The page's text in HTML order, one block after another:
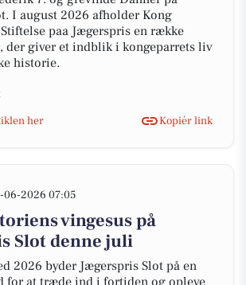
I august 2026 afholder Kong
paa Jægerspris en række
der giver et indblik i kongeparrets liv
historie.
her
Kopiér link
06-2026 07:05
vingesus på
Slot denne juli
2026 byder Jægerspris Slot på en
for at træde ind i fortiden og opleve